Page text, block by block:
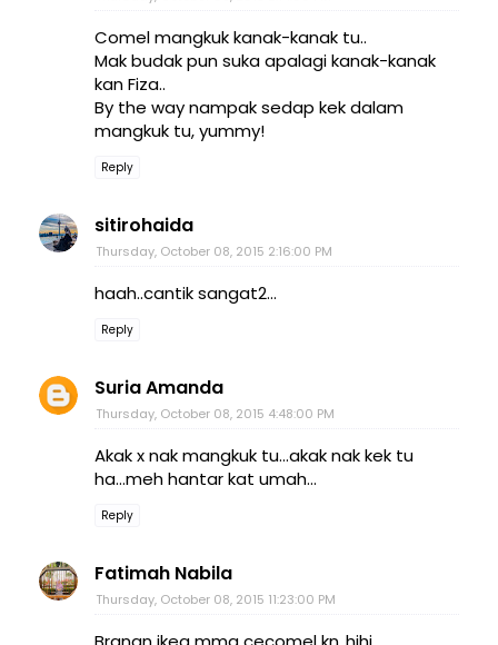
Comel mangkuk kanak-kanak tu..
Mak budak pun suka apalagi kanak-kanak
kan Fiza..
By the way nampak sedap kek dalam
mangkuk tu, yummy!
Reply
sitirohaida
Thursday, October 08, 2015 2:16:00 PM
haah..cantik sangat2...
Reply
Suria Amanda
Thursday, October 08, 2015 4:48:00 PM
Akak x nak mangkuk tu...akak nak kek tu
ha...meh hantar kat umah...
Reply
Fatimah Nabila
Thursday, October 08, 2015 11:23:00 PM